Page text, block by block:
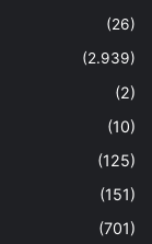
(26)
(2.939)
(2)
(10)
(125)
(151)
(701)